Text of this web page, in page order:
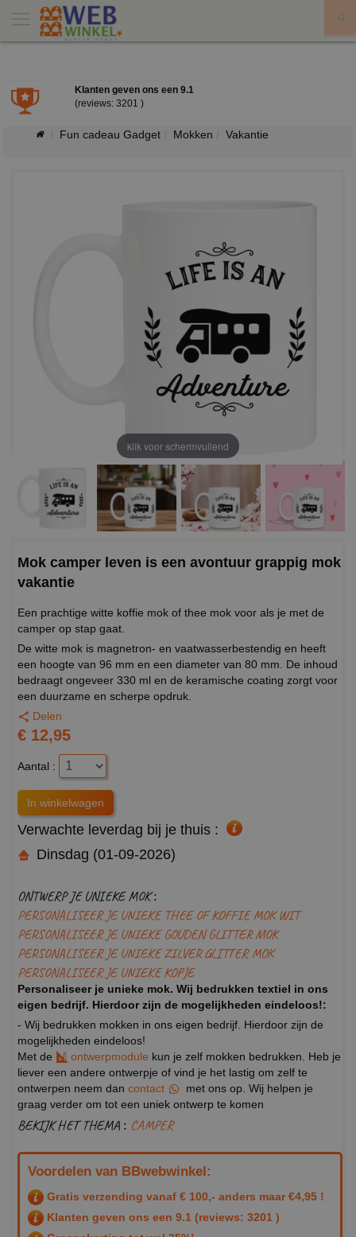
Klanten geven ons een 9.1
(reviews: 3201 )
Fun cadeau Gadget Mokken Vakantie
klik voor schermvullend
Mok camper leven is een avontuur grappig mok
vakantie
Een prachtige witte koffie mok of thee mok voor als je met de
camper op stap gaat.
De witte mok is magnetron- en vaatwasserbestendig en heeft
een hoogte van 96 mm en een diameter van 80 mm. De inhoud
bedraagt ongeveer 330 ml en de keramische coating zorgt voor
een duurzame en scherpe opdruk.
Delen
€ 12,95
Aantal :
Verwachte leverdag bij je thuis :
Dinsdag (01-09-2026)
ONTWERP JE UNIEKE MOK :
PERSONALISEER JE UNIEKE THEE OF KOFFIE MOK WIT
PERSONALISEER JE UNIEKE GOUDEN GLITTER MOK
PERSONALISEER JE UNIEKE ZILVER GLITTER MOK
PERSONALISEER JE UNIEKE KOPJE
Personaliseer je unieke mok. Wij bedrukken textiel in ons
eigen bedrijf. Hierdoor zijn de mogelijkheden eindeloos!:
- Wij bedrukken mokken in ons eigen bedrijf. Hierdoor zijn de
mogelijkheden eindeloos!
Met de
ontwerpmodule kun je zelf mokken bedrukken. Heb je
liever een andere ontwerpje of vind je het lastig om zelf te
ontwerpen neem dan contact
met ons op. Wij helpen je
graag verder om tot een uniek ontwerp te komen
BEKIJK HET THEMA : CAMPER
Voordelen van BBwebwinkel:
Gratis verzending vanaf € 100,- anders maar €4,95 !
Klanten geven ons een 9.1 (reviews: 3201 )